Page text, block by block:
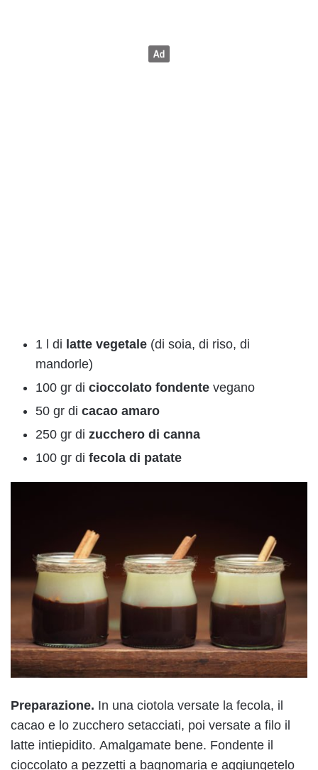
1 l di latte vegetale (di soia, di riso, di
mandorle)
100 gr di cioccolato fondente vegano
50 gr di cacao amaro
250 gr di zucchero di canna
100 gr di fecola di patate
Preparazione. In una ciotola versate la fecola, il
cacao e lo zucchero setacciati, poi versate a filo il
latte intiepidito. Amalgamate bene. Fondente il
cioccolato a pezzetti a bagnomaria e aggiungetelo